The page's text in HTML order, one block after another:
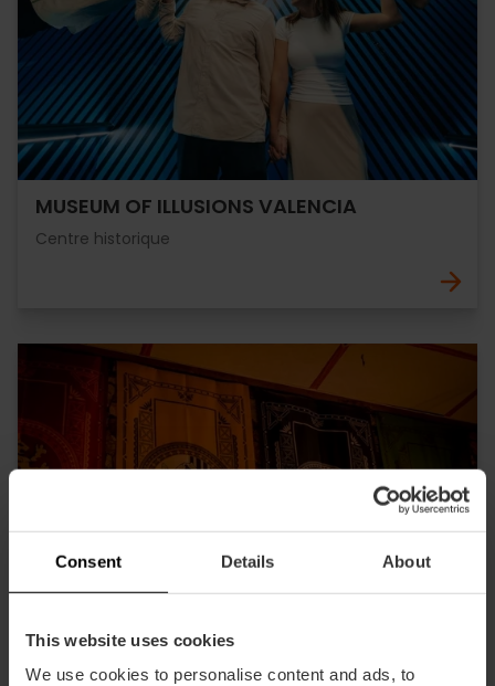
Consent Details About
This website uses cookies
We use cookies to personalise content and ads, to
MUSEUM OF ILLUSIONS VALENCIA
Centre historique